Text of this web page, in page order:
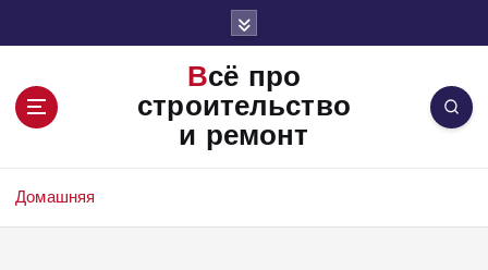
Всё про
строительство
и ремонт
Домашняя